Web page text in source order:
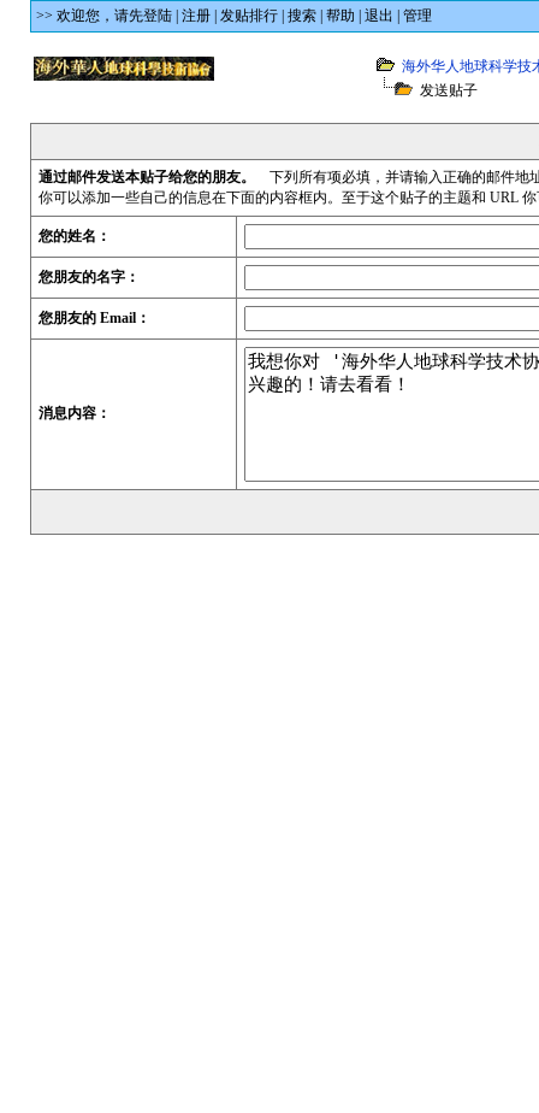
>> 欢迎您， 请先登陆| 注册| 发贴排行| 搜索| 帮助 退出 管理
海外华人地球科学技
发送贴子
通过邮件发送本贴子给您的朋友。
下列所有项必填，并请输入正确的邮件地
你可以添加一些自己的信息在下面的内容框内。至于这个贴子的主题和 URL
您的姓名：
您朋友的名字：
您朋友的 Email：
消息内容：